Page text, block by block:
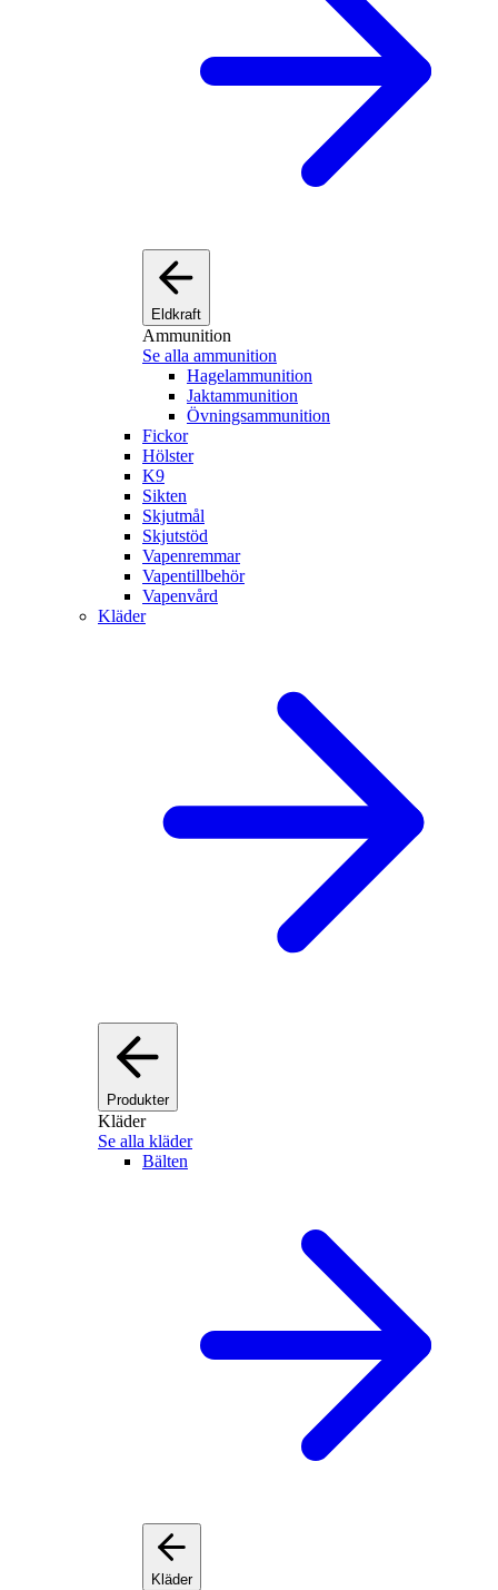
Eldkraft
Ammunition
Se alla ammunition
Hagelammunition
Jaktammunition
Övningsammunition
Fickor
Hölster
K9
Sikten
Skjutmål
Skjutstöd
Vapenremmar
Vapentillbehör
Vapenvård
Kläder
Produkter
Kläder
Se alla kläder
Bälten
Kläder